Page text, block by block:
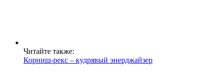
Читайте также:
Корниш-рекс – кудрявый энерджайзер